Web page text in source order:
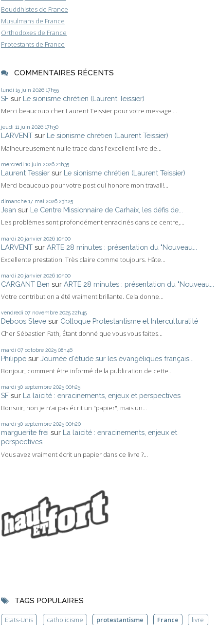
Bouddhistes de France
Musulmans de France
Orthodoxes de France
Protestants de France
COMMENTAIRES RÉCENTS
lundi 15 juin 2026 17h55
SF sur Le sionisme chrétien (Laurent Teissier)
Merci beaucoup cher Laurent Teissier pour votre message....
jeudi 11 juin 2026 17h30
LARVENT sur Le sionisme chrétien (Laurent Teissier)
Malheureusement nulle trace dans l'excellent livre de...
mercredi 10 juin 2026 21h35
Laurent Tessier sur Le sionisme chrétien (Laurent Teissier)
Merci beaucoup pour votre post qui honore mon travail!...
dimanche 17 mai 2026 23h25
Jean sur Le Centre Missionnaire de Carhaix, les défis de...
Les problèmes sont profondément enracinés dans ce centre,...
mardi 20 janvier 2026 10h00
LARVENT sur ARTE 28 minutes : présentation du "Nouveau...
Excellente prestation. Très claire comme toujours. Hâte...
mardi 20 janvier 2026 10h00
CARGANT Ben sur ARTE 28 minutes : présentation du "Nouveau...
Votre contribution a été vraiment brillante. Cela donne...
vendredi 07 novembre 2025 22h45
Deboos Steve sur Colloque Protestantisme et Interculturalité
Cher Sébastien Fath, Étant donné que vous vous faites...
mardi 07 octobre 2025 08h46
Philippe sur Journée d'étude sur les évangéliques français...
Bonjour, comment être informé de la publication de cette...
mardi 30 septembre 2025 00h25
SF sur La laïcité : enracinements, enjeux et perspectives
Bonsoir, non je n'ai pas écrit un "papier", mais un...
mardi 30 septembre 2025 00h20
marguerite frei sur La laïcité : enracinements, enjeux et
perspectives
Vous avez vraiment écrit un papier dans ce livre ?...
TAGS POPULAIRES
Etats-Unis catholicisme protestantisme France
livre